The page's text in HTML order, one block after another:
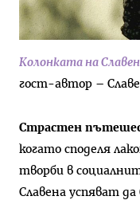
Колонката на
гост-автор –
Страстен
когато споделя
творби в
Славена успяват